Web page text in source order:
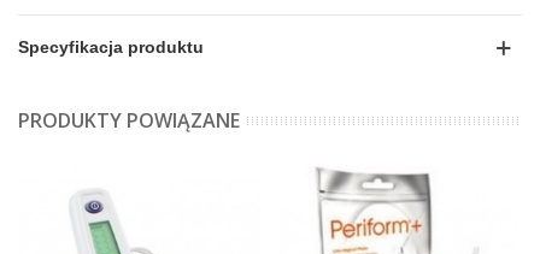
Specyfikacja produktu
PRODUKTY POWIĄZANE